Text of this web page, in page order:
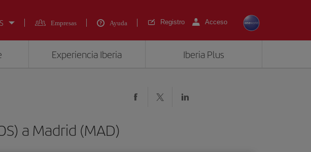
Empresas Ayuda Registro Acceso
Experiencia Iberia Iberia Plus
a Madrid (MAD)